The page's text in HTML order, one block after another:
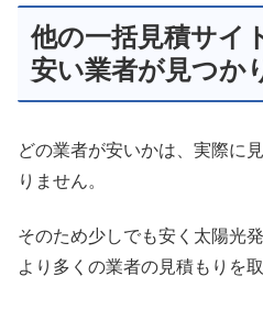
他の一括見積サイ
安い業者が見つか
どの業者が安いかは、実際に
りません。
そのため少しでも安く太陽光
より多くの業者の見積もりを